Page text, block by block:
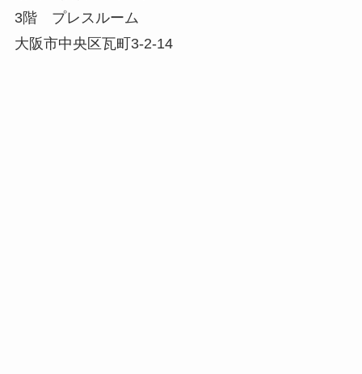
3階 プレスルーム
大阪市中央区瓦町3-2-14